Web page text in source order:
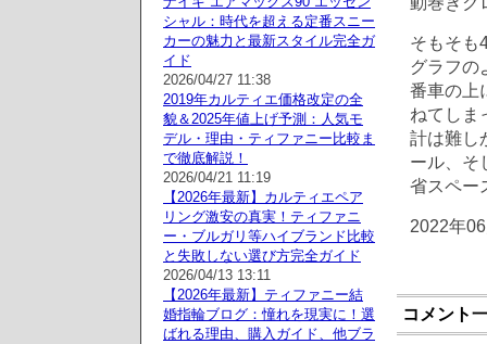
そもそも
グラフの
番車の上
ねてしま
計は難し
ール、そ
省スペー
2022年
コメント
シャル：時代を超える定番スニー
カーの魅力と最新スタイル完全ガ
イド
2026/04/27 11:38
2019年カルティエ価格改定の全
貌＆2025年値上げ予測：人気モ
デル・理由・ティファニー比較ま
で徹底解説！
2026/04/21 11:19
【2026年最新】カルティエペア
リング激安の真実！ティファニ
ー・ブルガリ等ハイブランド比較
と失敗しない選び方完全ガイド
2026/04/13 13:11
【2026年最新】ティファニー結
婚指輪ブログ：憧れを現実に！選
ばれる理由、購入ガイド、他ブラ